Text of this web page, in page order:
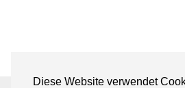
Diese Website verwendet